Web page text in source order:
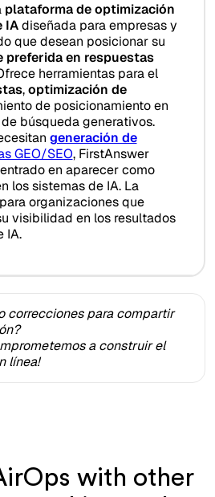
plataforma de optimización
IAdiseñada para empresas y
que desean posicionar su
preferida en respuestas
herramientas para el
,optimización de
de posicionamiento en
búsqueda generativos.
generación de
GEO/SEO, FirstAnswer
en aparecer como
los sistemas de IA. La
organizaciones que
visibilidad en los resultados
IA.
correcciones para compartir
a construir el
línea!
with other